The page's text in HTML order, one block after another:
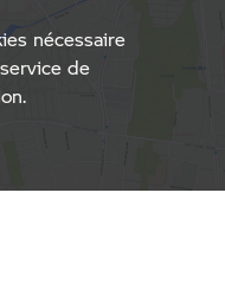
nécessaire
de